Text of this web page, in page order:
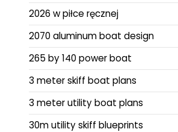
2026 w piłce ręcznej
2070 aluminum boat design
265 by 140 power boat
3 meter skiff boat plans
3 meter utility boat plans
30m utility skiff blueprints